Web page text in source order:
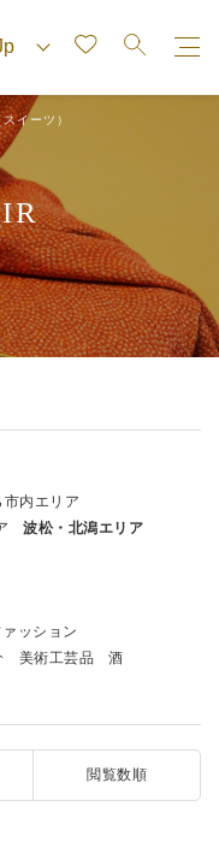
イーツ）
市内エリア
波松・北潟エリア
ァッション
美術工芸品
酒
閲覧数順